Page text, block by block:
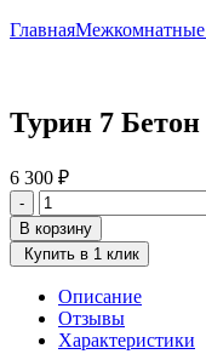
ГлавнаяМежкомнатные
Турин 7
6 300 ₽
Количество
товара
Турин
7
светлый
-
В корзину
Купить в 1 клик
Описание
Отзывы
Характеристики